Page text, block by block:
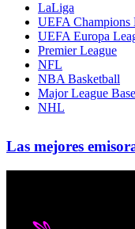
LaLiga
UEFA Champions
UEFA Europa
Premier League
NFL
NBA Basketball
Major League
NHL
Las mejores